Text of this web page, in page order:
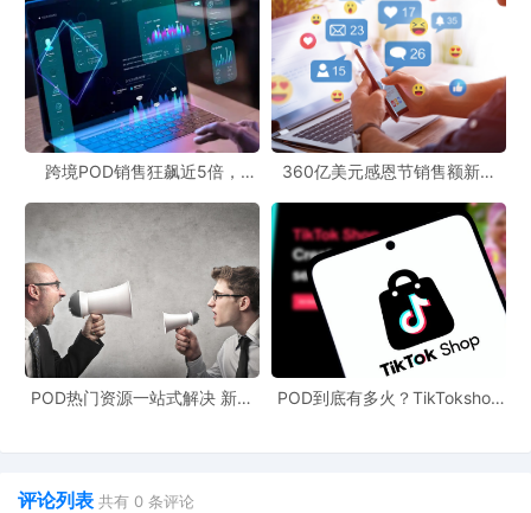
跨境POD销售狂飙近5倍，
360亿美元感恩节销售额新纪
新风潮！
POD热门资源一站式解决 新手
POD到底有多火？TikTokshop
评论列表 共有 0 条评论